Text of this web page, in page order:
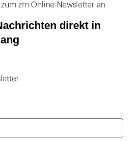
zm Online-Newsletter an
direkt in